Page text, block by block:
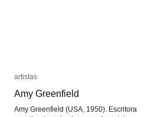
artistas
Amy Greenfield
Amy Greenfield (USA, 1950). Escritora
artistas
Amy Greenfield